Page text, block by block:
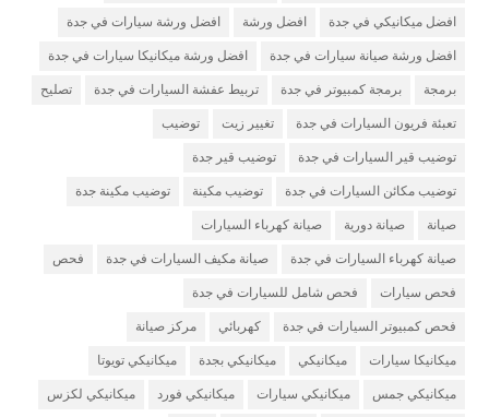
افضل ميكانيكي في جدة افضل ورشة افضل ورشة سيارات في جدة
افضل ورشة صيانة سيارات في جدة افضل ورشة ميكانيكا سيارات في جدة
برمجة برمجة كمبيوتر في جدة تربيط عفشة السيارات في جدة تصليح
تعبئة فريون السيارات في جدة تغيير زيت توضيب
توضيب قير السيارات في جدة توضيب قير جدة
توضيب مكائن السيارات في جدة توضيب مكينة توضيب مكينة جدة
صيانة صيانة دورية صيانة كهرباء السيارات
صيانة كهرباء السيارات في جدة صيانة مكيف السيارات في جدة فحص
فحص سيارات فحص شامل للسيارات في جدة
فحص كمبيوتر السيارات في جدة كهربائي مركز صيانة
ميكانيكا سيارات ميكانيكي ميكانيكي بجدة ميكانيكي تويوتا
ميكانيكي جمس ميكانيكي سيارات ميكانيكي فورد ميكانيكي لكزس